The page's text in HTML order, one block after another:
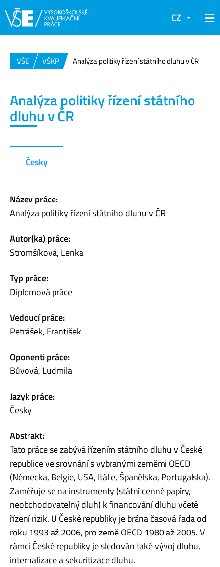
CZ
VŠE VŠKP Analýza politiky řízení státního dluhu v ČR
Analýza politiky řízení státního
dluhu v ČR
Česky
Název práce:
Analýza politiky řízení státního dluhu v ČR
Autor(ka) práce:
Stromšíková, Lenka
Typ práce:
Diplomová práce
Vedoucí práce:
Petrášek, František
Oponenti práce:
Bůvová, Ludmila
Jazyk práce:
Česky
Abstrakt:
Tato práce se zabývá řízením státního dluhu v České
republice ve srovnání s vybranými zeměmi OECD
(Německa, Belgie, USA, Itálie, Španělska, Portugalska).
Zaměřuje se na instrumenty (státní cenné papíry,
neobchodovatelný dluh) k financování dluhu včetě
řízení rizik. U České republiky je brána časová řada od
roku 1993 až 2006, pro země OECD 1980 až 2005. V
rámci České republiky je sledován také vývoj dluhu,
internalizace a sekuritizace dluhu.